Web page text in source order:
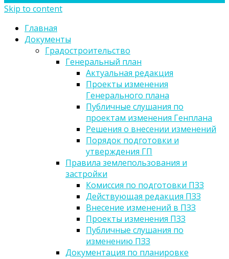
Skip to content
Главная
Документы
Градостроительство
Генеральный план
Актуальная редакция
Проекты изменения
Генерального плана
Публичные слушания по
проектам изменения Генплана
Решения о внесении изменений
Порядок подготовки и
утверждения ГП
Правила землепользования и
застройки
Комиссия по подготовки ПЗЗ
Действующая редакция ПЗЗ
Внесение изменений в ПЗЗ
Проекты изменения ПЗЗ
Публичные слушания по
изменению ПЗЗ
Документация по планировке